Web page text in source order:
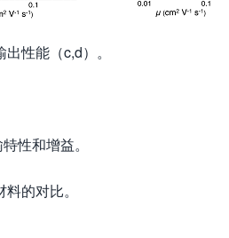
性能（c,d）。
性和增益。
的对比。